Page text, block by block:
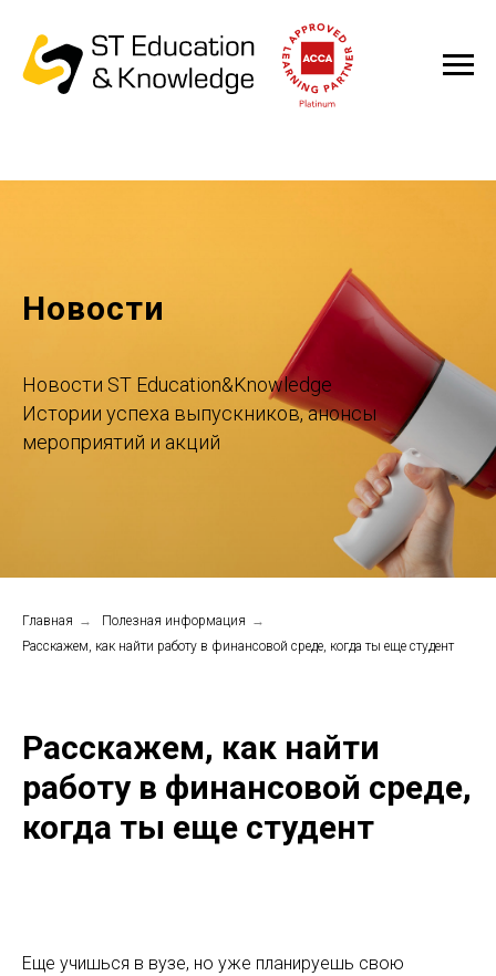
Новости
Новости ST Education&Knowledge
Истории успеха выпускников, анонсы
мероприятий и акций
Главная → Полезная информация →
Расскажем, как найти работу в финансовой среде, когда ты еще студент
Расскажем, как найти
работу в финансовой среде,
когда ты еще студент
Еще учишься в вузе, но уже планируешь свою